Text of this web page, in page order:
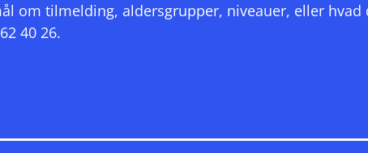
om tilmelding, aldersgrupper, niveauer, eller hvad
40 26.